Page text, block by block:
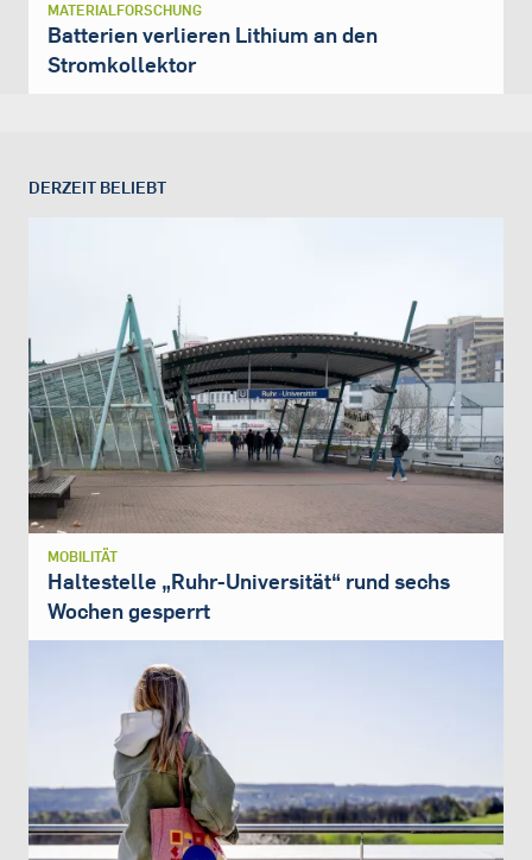
MATERIALFORSCHUNG
Batterien verlieren Lithium an den
Stromkollektor
DERZEIT BELIEBT
MOBILITÄT
Haltestelle „Ruhr-Universität“ rund sechs
Wochen gesperrt